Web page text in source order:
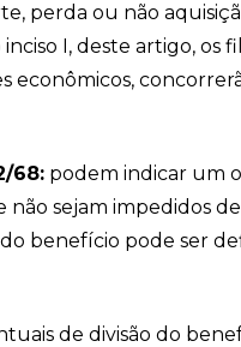
perda ou não
inciso I, deste artigo,
econômicos,
68: podem indicar um
sejam impedidos
benefício pode ser
de divisão do